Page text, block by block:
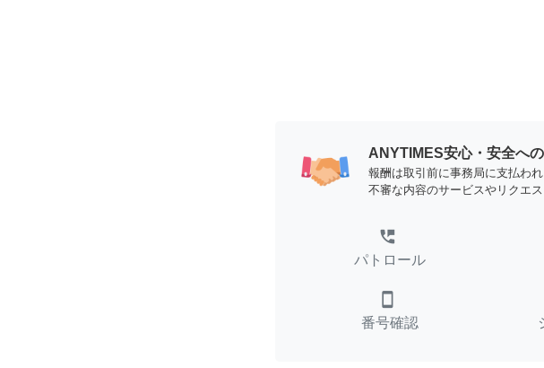
ANYTIMES安心・安全へ
報酬は取引前に事務局に支払わ
不審な内容のサービスやリクエ
perm_phone_msg
パトロール
smartphone
番号確認